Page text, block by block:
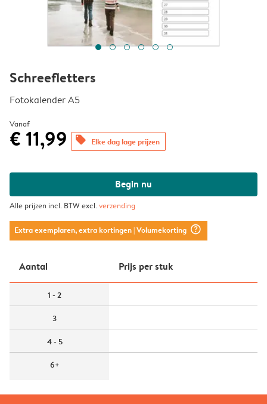
Schreefletters
Fotokalender A5
Vanaf
€ 11,99 offers Elke dag lage prijzen
Begin nu
Alle prijzen incl. BTW excl.verzending
Extra exemplaren, extra kortingen| Volumekorting question_mark_circle
Aantal Prijs per stuk
1 - 2
3
4 - 5
6+